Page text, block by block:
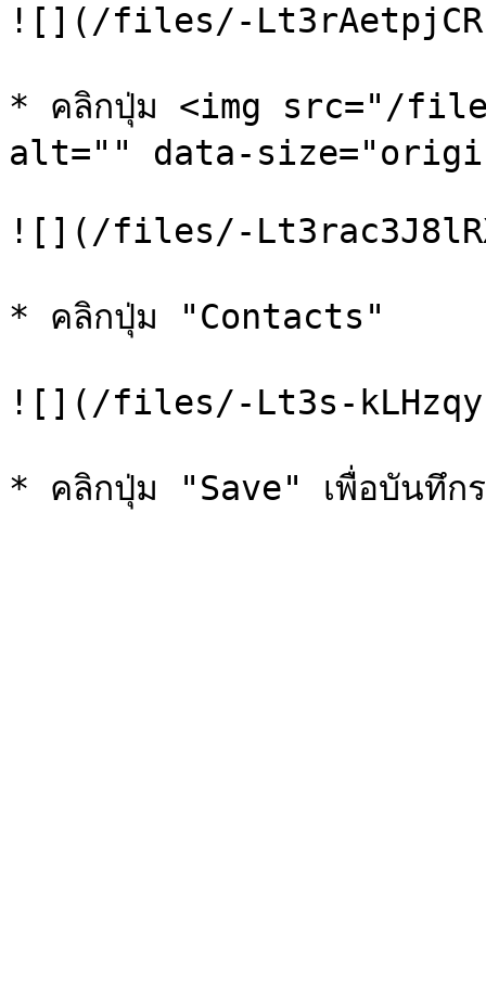
![](/files/-
* คลิกปุ่ม <img src="/
alt="" data-
![](/files/-
* คลิกปุ่ม "Contacts"
![](/files/-Lt3s-